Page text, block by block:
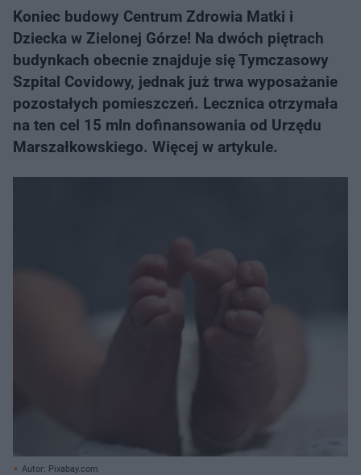
Koniec budowy Centrum Zdrowia Matki i
Dziecka w Zielonej Górze! Na dwóch piętrach
budynkach obecnie znajduje się Tymczasowy
Szpital Covidowy, jednak już trwa wyposażanie
pozostałych pomieszczeń. Lecznica otrzymała
na ten cel 15 mln dofinansowania od Urzędu
Marszałkowskiego. Więcej w artykule.
Autor: Pixabay.com